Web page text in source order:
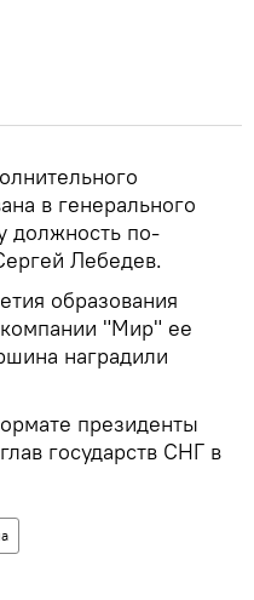
в генерального
должность по-
Лебедев.
образования
"Мир" ее
наградили
президенты
государств СНГ в